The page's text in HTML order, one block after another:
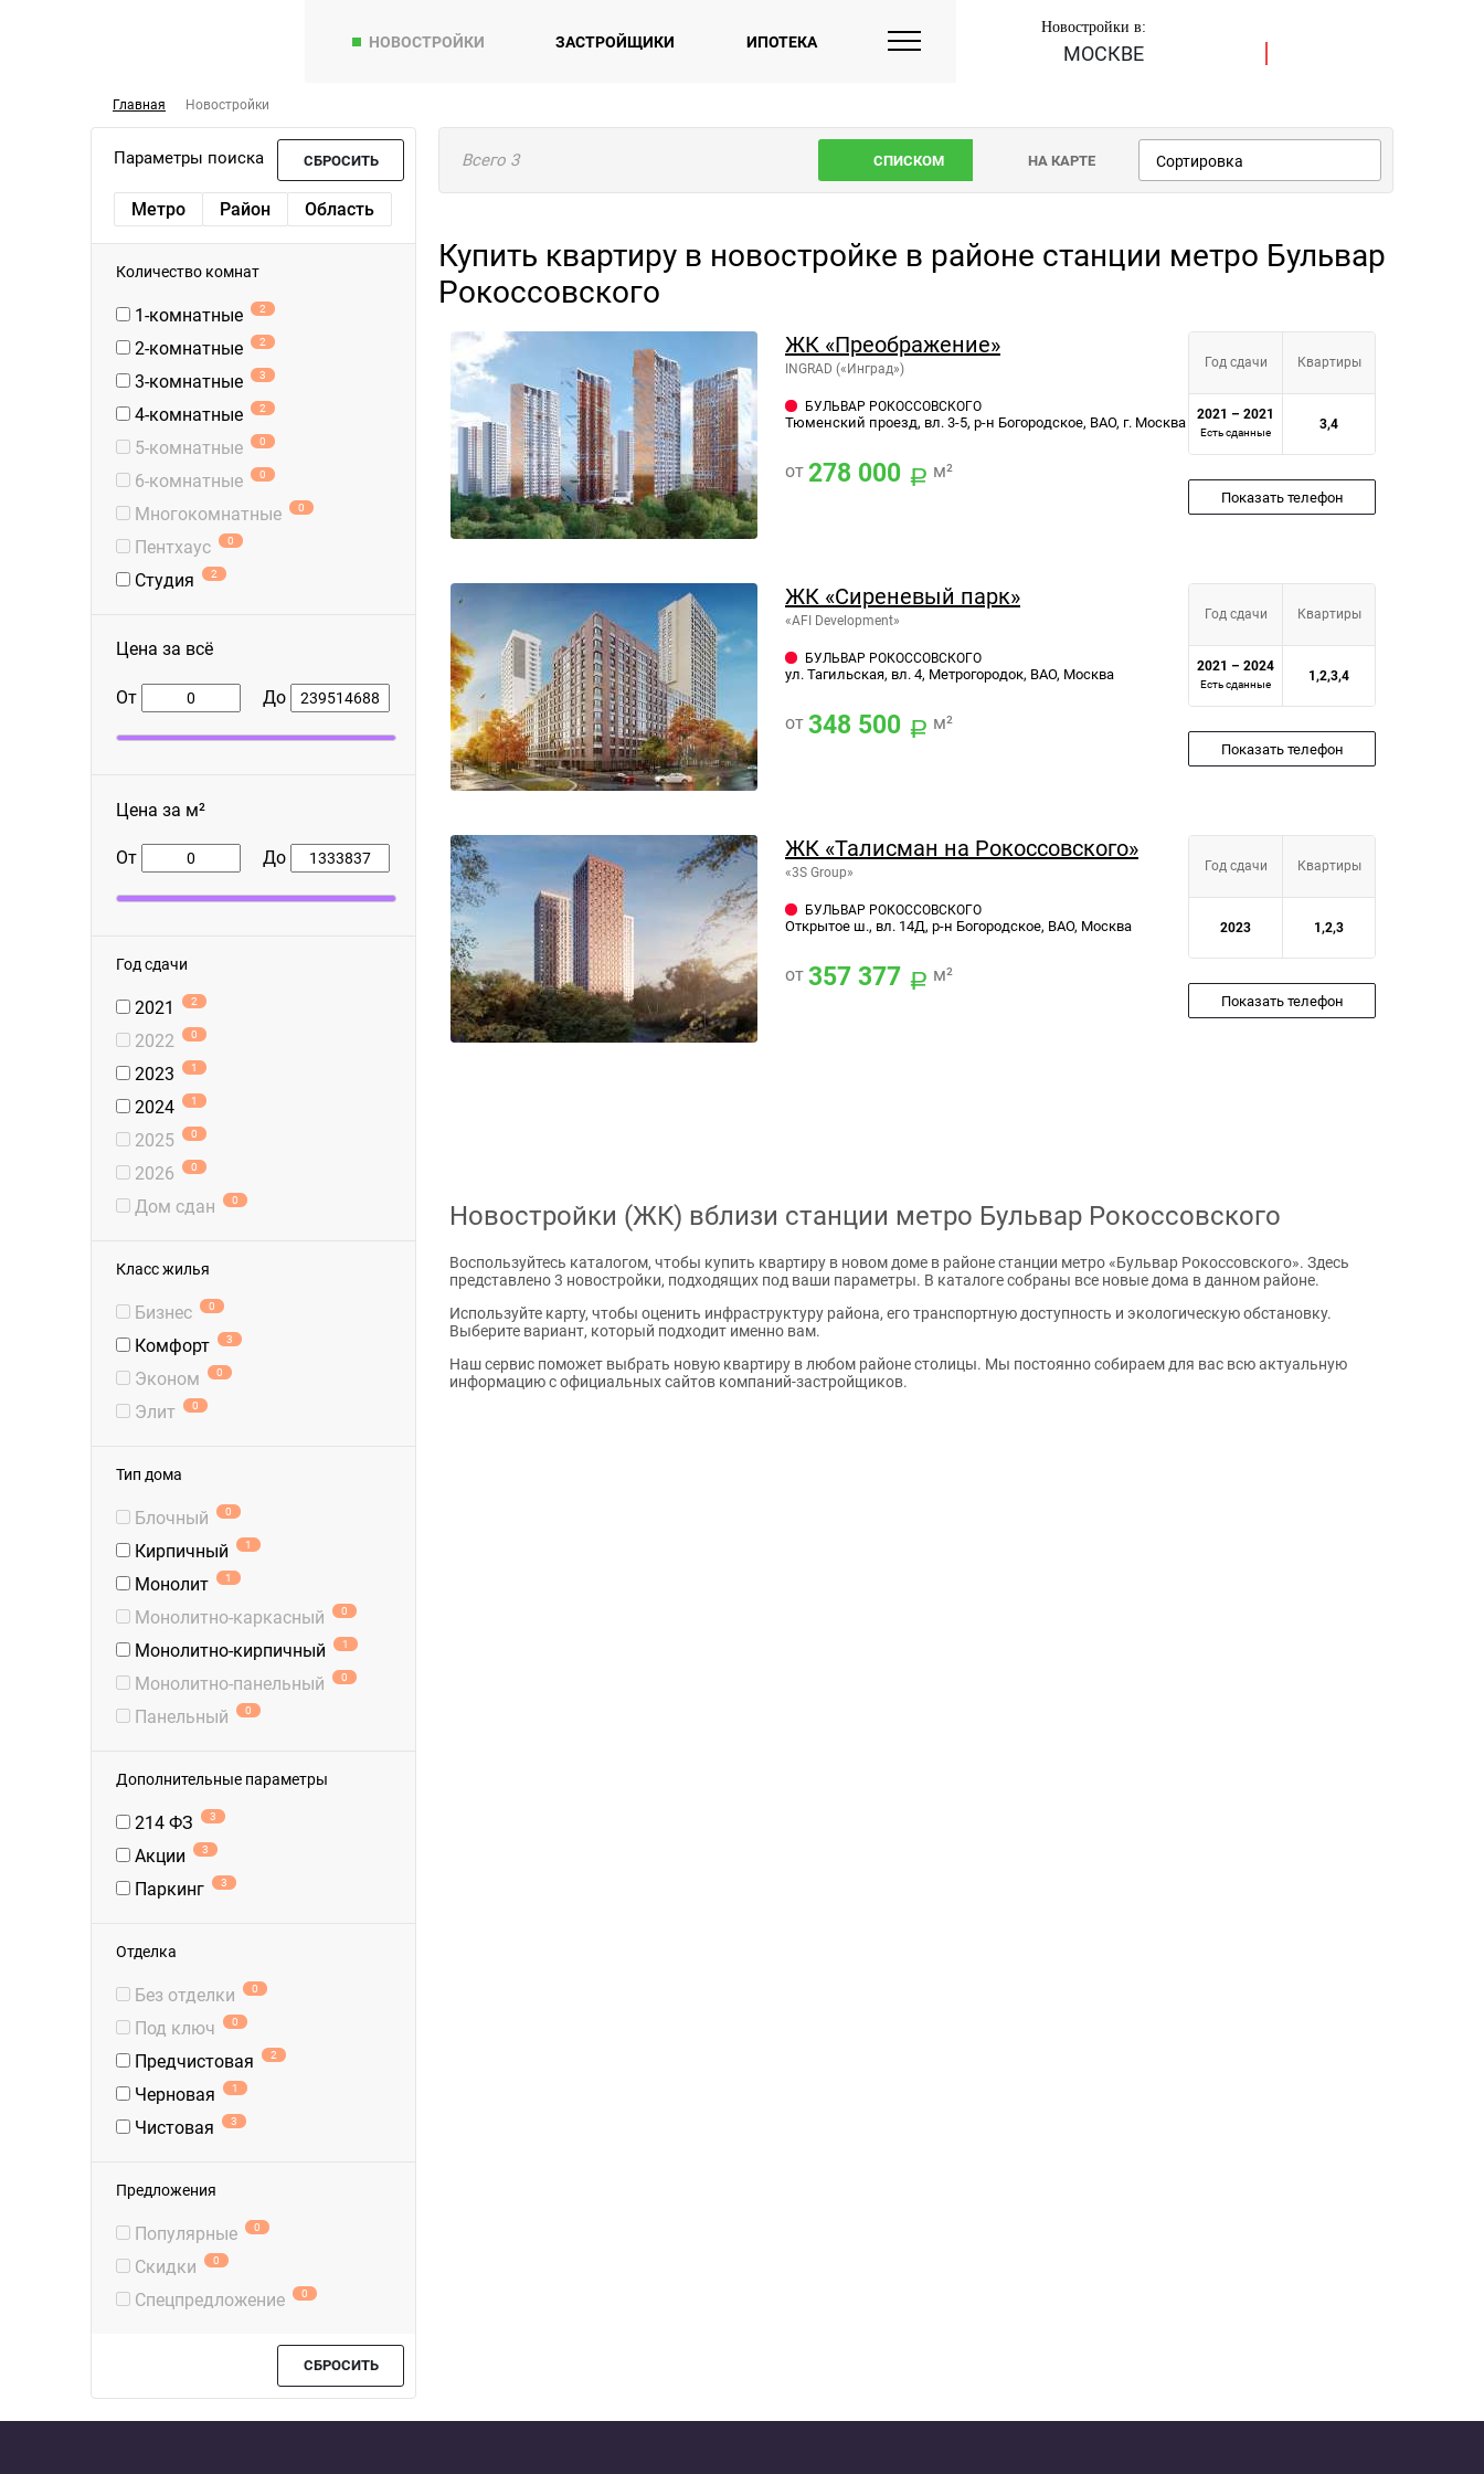
НОВОСТРОЙКИ ЗАСТРОЙЩИКИ ИПОТЕКА
Новостройки в:
МОСКВЕ
Главная Новостройки
Параметры поиска СБРОСИТЬ
Метро Район Область
Количество комнат
1-комнатные 2
2-комнатные 2
3-комнатные 3
4-комнатные 2
5-комнатные 0
6-комнатные 0
Многокомнатные 0
Пентхаус 0
Студия 2
Цена за всё
От До
Цена за м²
От До
Год сдачи
2021 2
2022 0
2023 1
2024 1
2025 0
2026 0
Дом сдан 0
Класс жилья
Бизнес 0
Комфорт 3
Эконом 0
Элит 0
Тип дома
Блочный 0
Кирпичный 1
Монолит 1
Монолитно-каркасный 0
Монолитно-кирпичный 1
Монолитно-панельный 0
Панельный 0
Дополнительные параметры
214 ФЗ 3
Акции 3
Паркинг 3
Отделка
Без отделки 0
Под ключ 0
Предчистовая 2
Черновая 1
Чистовая 3
Предложения
Популярные 0
Скидки 0
Спецпредложение 0
СБРОСИТЬ
Всего 3 Сортировка
НА КАРТЕ
СПИСКОМ
Купить квартиру в новостройке в районе станции метро Бульвар
Рокоссовского
ЖК «Преображение»
INGRAD («Инград»)
БУЛЬВАР РОКОССОВСКОГО
Тюменский проезд, вл. 3-5, р-н Богородское, ВАО, г. Москва
от 278 000 м²
Год сдачи Квартиры
2021 – 2021
Есть сданные
3,4
Показать телефон
ЖК «Сиреневый парк»
«AFI Development»
БУЛЬВАР РОКОССОВСКОГО
ул. Тагильская, вл. 4, Метрогородок, ВАО, Москва
от 348 500 м²
Год сдачи Квартиры
2021 – 2024
Есть сданные
1,2,3,4
Показать телефон
ЖК «Талисман на Рокоссовского»
«3S Group»
БУЛЬВАР РОКОССОВСКОГО
Открытое ш., вл. 14Д, р-н Богородское, ВАО, Москва
от 357 377 м²
Год сдачи Квартиры
2023 1,2,3
Показать телефон
Новостройки (ЖК) вблизи станции метро Бульвар Рокоссовского
Воспользуйтесь каталогом, чтобы купить квартиру в новом доме в районе станции метро «Бульвар Рокоссовского». Здесь
представлено 3 новостройки, подходящих под ваши параметры. В каталоге собраны все новые дома в данном районе.
Используйте карту, чтобы оценить инфраструктуру района, его транспортную доступность и экологическую обстановку.
Выберите вариант, который подходит именно вам.
Наш сервис поможет выбрать новую квартиру в любом районе столицы. Мы постоянно собираем для вас всю актуальную
информацию с официальных сайтов компаний-застройщиков.